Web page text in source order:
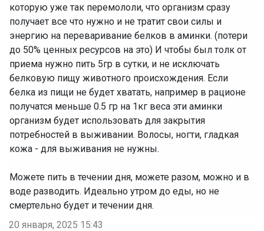
которую уже так перемололи, что организм сразу
получает все что нужно и не тратит свои силы и
энергию на переваривание белков в аминки. (потери
до 50% ценных ресурсов на это) И чтобы был толк от
приема нужно пить 5гр в сутки, и не исключать
белковую пищу животного происхождения. Если
белка из пищи не будет хватать, например в рационе
получатся меньше 0.5 гр на 1кг веса эти аминки
организм будет использовать для закрытия
потребностей в выживании. Волосы, ногти, гладкая
кожа - для выживания не нужны.
‌Можете пить в течении дня, можете разом, можно и в
воде разводить. Идеально утром до еды, но не
смертельно будет и течении дня.
20 января, 2025 15:43